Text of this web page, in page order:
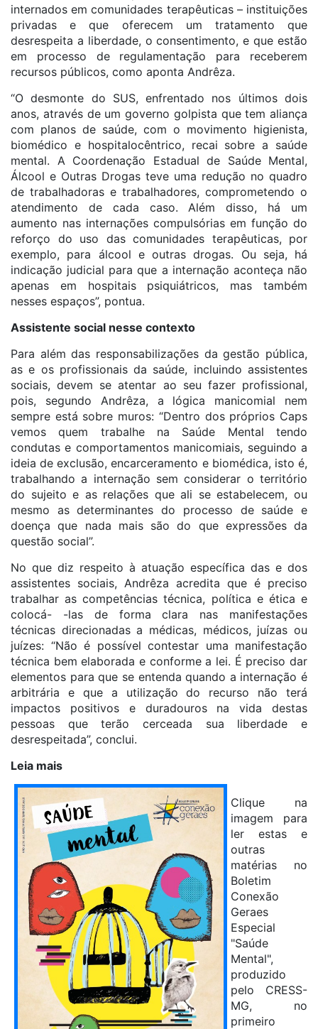
internados em comunidades terapêuticas – instituições
privadas e que oferecem um tratamento que
desrespeita a liberdade, o consentimento, e que estão
em processo de regulamentação para receberem
recursos públicos, como aponta Andrêza.
“O desmonte do SUS, enfrentado nos últimos dois
anos, através de um governo golpista que tem aliança
com planos de saúde, com o movimento higienista,
biomédico e hospitalocêntrico, recai sobre a saúde
mental. A Coordenação Estadual de Saúde Mental,
Álcool e Outras Drogas teve uma redução no quadro
de trabalhadoras e trabalhadores, comprometendo o
atendimento de cada caso. Além disso, há um
aumento nas internações compulsórias em função do
reforço do uso das comunidades terapêuticas, por
exemplo, para álcool e outras drogas. Ou seja, há
indicação judicial para que a internação aconteça não
apenas em hospitais psiquiátricos, mas também
nesses espaços”, pontua.
Assistente social nesse contexto
Para além das responsabilizações da gestão pública,
as e os profissionais da saúde, incluindo assistentes
sociais, devem se atentar ao seu fazer profissional,
pois, segundo Andrêza, a lógica manicomial nem
sempre está sobre muros: “Dentro dos próprios Caps
vemos quem trabalhe na Saúde Mental tendo
condutas e comportamentos manicomiais, seguindo a
ideia de exclusão, encarceramento e biomédica, isto é,
trabalhando a internação sem considerar o território
do sujeito e as relações que ali se estabelecem, ou
mesmo as determinantes do processo de saúde e
doença que nada mais são do que expressões da
questão social”.
No que diz respeito à atuação específica das e dos
assistentes sociais, Andrêza acredita que é preciso
trabalhar as competências técnica, política e ética e
colocá- -las de forma clara nas manifestações
técnicas direcionadas a médicas, médicos, juízas ou
juízes: “Não é possível contestar uma manifestação
técnica bem elaborada e conforme a lei. É preciso dar
elementos para que se entenda quando a internação é
arbitrária e que a utilização do recurso não terá
impactos positivos e duradouros na vida destas
pessoas que terão cerceada sua liberdade e
desrespeitada”, conclui.
Leia mais
Clique na
imagem para
ler estas e
outras
matérias no
Boletim
Conexão
Geraes
Especial
"Saúde
Mental",
produzido
pelo CRESS-
MG, no
primeiro